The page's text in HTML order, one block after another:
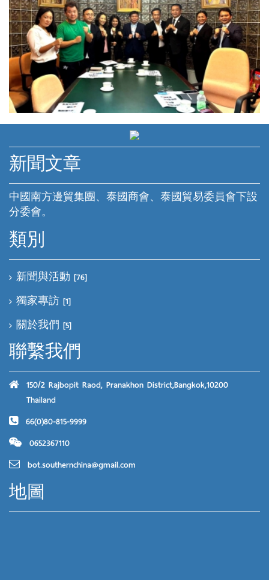
新聞文章
中國南方邊貿集團、泰國商會、泰國貿易委員會下設
分委會。
類別
新聞與活動 [76]
獨家專訪 [1]
關於我們 [5]
聯繫我們
150/2 Rajbopit Raod, Pranakhon District,Bangkok,10200
Thailand
66(0)80-815-9999
0652367110
bot.southernchina@gmail.com
地圖